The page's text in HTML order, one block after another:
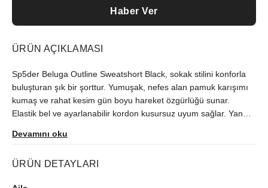
Haber Ver
ÜRÜN AÇIKLAMASI
Sp5der Beluga Outline Sweatshort Black, sokak stilini konforla
buluşturan şık bir şorttur. Yumuşak, nefes alan pamuk karışımı
kumaş ve rahat kesim gün boyu hareket özgürlüğü sunar.
Elastik bel ve ayarlanabilir kordon kusursuz uyum sağlar. Yan
modern bir dokunuş katar. Siyah rengi her parçayla kolayca
premium ve zamansız görünüm arayanlar için mükemmel
Devamını oku
ÜRÜN DETAYLARI